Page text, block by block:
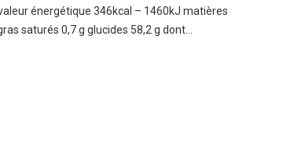
énergétique 346kcal – 1460kJ matières
saturés 0,7 g glucides 58,2 g dont…